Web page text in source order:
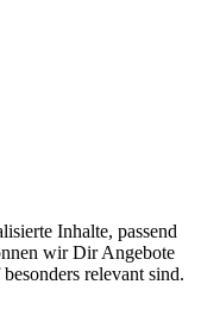
Inhalte, passend
wir Dir Angebote
relevant sind.